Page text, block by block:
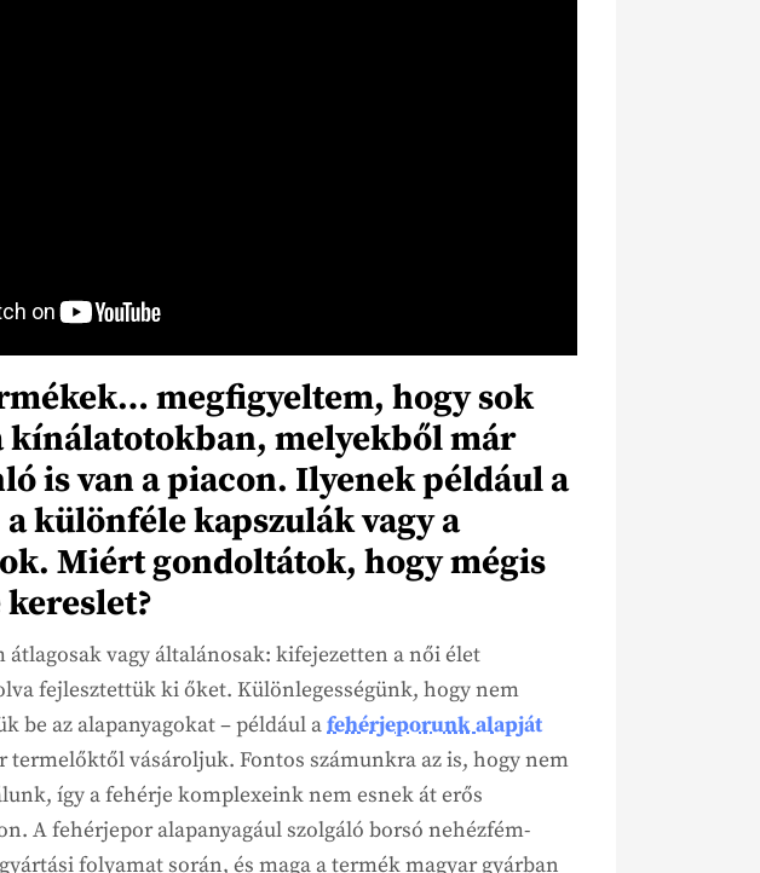
megfigyeltem, hogy sok
kínálatotokban, melyekből már
is van a piacon. Ilyenek például a
különféle kapszulák vagy a
Miért gondoltátok, hogy mégis
kereslet?
vagy általánosak: kifejezetten a női élet
fejlesztettük ki őket. Különlegességünk, hogy nem
be az alapanyagokat – például afehérjeporunk alapját
termelőktől vásároljuk. Fontos számunkra az is, hogy nem
így a fehérje komplexeink nem esnek át erős
A fehérjepor alapanyagául szolgáló borsó nehézfém-
folyamat során, és maga a termék magyar gyárban